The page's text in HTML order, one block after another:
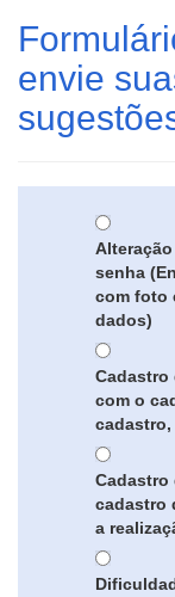
envie
senha
com foto
dados)
Cadastro
com o
cadastro,
Cadastro
cadastro
a